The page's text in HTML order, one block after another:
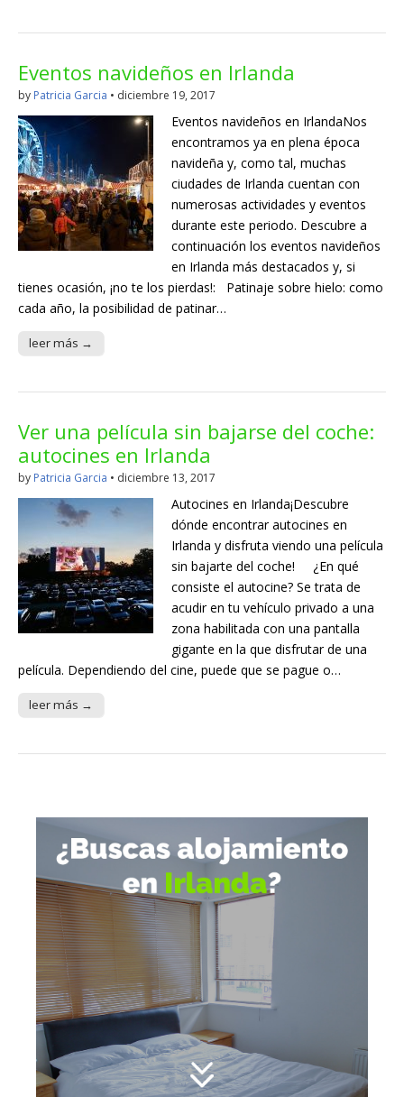
Eventos navideños en Irlanda
by Patricia Garcia • diciembre 19, 2017
Eventos navideños en IrlandaNos
encontramos ya en plena época
navideña y, como tal, muchas
ciudades de Irlanda cuentan con
numerosas actividades y eventos
durante este periodo. Descubre a
continuación los eventos navideños
en Irlanda más destacados y, si
tienes ocasión, ¡no te los pierdas!: Patinaje sobre hielo: como
cada año, la posibilidad de patinar…
leer más →
Ver una película sin bajarse del coche:
autocines en Irlanda
by Patricia Garcia • diciembre 13, 2017
Autocines en Irlanda¡Descubre
dónde encontrar autocines en
Irlanda y disfruta viendo una película
sin bajarte del coche! ¿En qué
consiste el autocine? Se trata de
acudir en tu vehículo privado a una
zona habilitada con una pantalla
gigante en la que disfrutar de una
película. Dependiendo del cine, puede que se pague o…
leer más →